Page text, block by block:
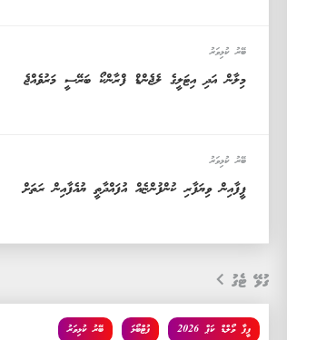
ބޭރު ކުޅިވަރު
މިލާން އަދި އިޓަލީގެ ލެޖެންޑް ފްރާންކޯ ބަރޭސީ މަރުވެއްޖެ
ބޭރު ކުޅިވަރު
ފީފާއިން ވިޔަފާރި ކުންފުންޏެއް އުފައްދާތީ ޔުއެފާއިން ރަތަށް
ގުޅޭ ޓެގު
ބޭރު ކުޅިވަރު ފުޓްބޯޅަ ފީފާ ވޯލްޑް ކަޕް 2026